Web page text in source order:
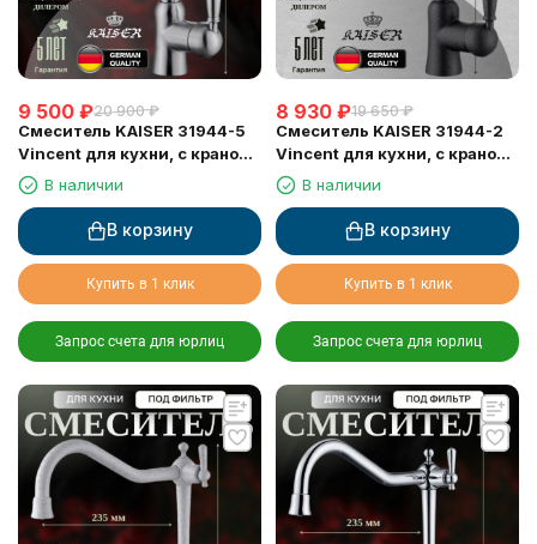
9 500 ₽20 900 ₽
Смеситель KAISER 31944-5
Vincent для кухни, с краном
для питьевой воды, серебро
В наличии
В корзину
Купить в 1 клик
Запрос счета для юрлиц
8 930 ₽19 650 ₽
Смеситель KAISER 31944-2
Vincent для кухни, с краном
для питьевой воды, черный
мрамор
В наличии
В корзину
Купить в 1 клик
Запрос счета для юрлиц